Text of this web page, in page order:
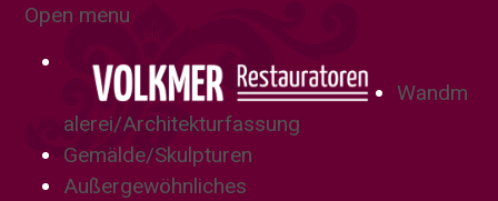
Open menu
Wandm
alerei/Architekturfassung
Gemälde/Skulpturen
Außergewöhnliches